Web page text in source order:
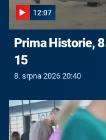
12:07
Prima Historie,
15
8. srpna 2026 20:40